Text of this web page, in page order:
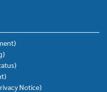
Notice)